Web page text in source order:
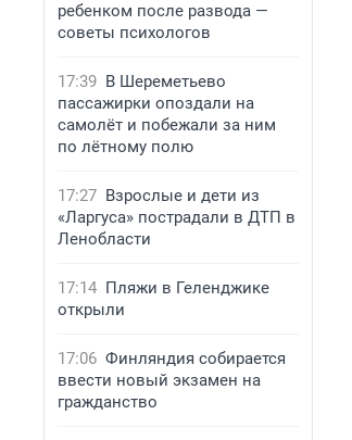
ребенком после развода —
советы психологов
17:39 В Шереметьево
пассажирки опоздали на
самолёт и побежали за ним
по лётному полю
17:27 Взрослые и дети из
«Ларгуса» пострадали в ДТП в
Ленобласти
17:14 Пляжи в Геленджике
открыли
17:06 Финляндия собирается
ввести новый экзамен на
гражданство